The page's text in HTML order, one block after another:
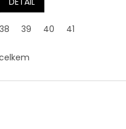
38 39 40 41